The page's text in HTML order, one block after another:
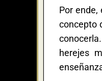
Por
concepto
herejes